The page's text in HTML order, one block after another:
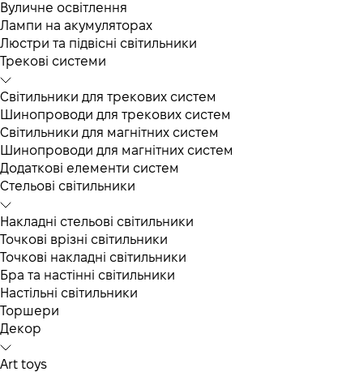
Вуличне освітлення
Лампи на акумуляторах
Люстри та підвісні світильники
Трекові системи
Світильники для трекових систем
Шинопроводи для трекових систем
Світильники для магнітних систем
Шинопроводи для магнітних систем
Додаткові елементи систем
Cтельові світильники
Накладні стельові світильники
Точкові врізні світильники
Точкові накладні світильники
Бра та настінні світильники
Настільні світильники
Торшери
Декор
Art toys